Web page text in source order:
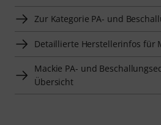
Zur Kategorie PA- und
Detaillierte Herstellerinfos für
Mackie PA- und
Übersicht